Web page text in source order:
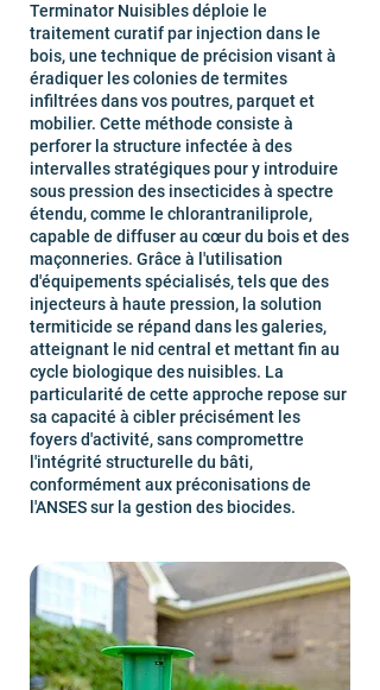
Terminator Nuisibles déploie le
traitement curatif par injection dans le
bois, une technique de précision visant à
éradiquer les colonies de termites
infiltrées dans vos poutres, parquet et
mobilier. Cette méthode consiste à
perforer la structure infectée à des
intervalles stratégiques pour y introduire
sous pression des insecticides à spectre
étendu, comme le chlorantraniliprole,
capable de diffuser au cœur du bois et des
maçonneries. Grâce à l'utilisation
d'équipements spécialisés, tels que des
injecteurs à haute pression, la solution
termiticide se répand dans les galeries,
atteignant le nid central et mettant fin au
cycle biologique des nuisibles. La
particularité de cette approche repose sur
sa capacité à cibler précisément les
foyers d'activité, sans compromettre
l'intégrité structurelle du bâti,
conformément aux préconisations de
l'ANSES sur la gestion des biocides.